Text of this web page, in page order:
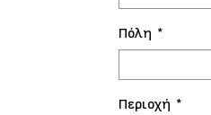
Πόλη *
Περιοχή *